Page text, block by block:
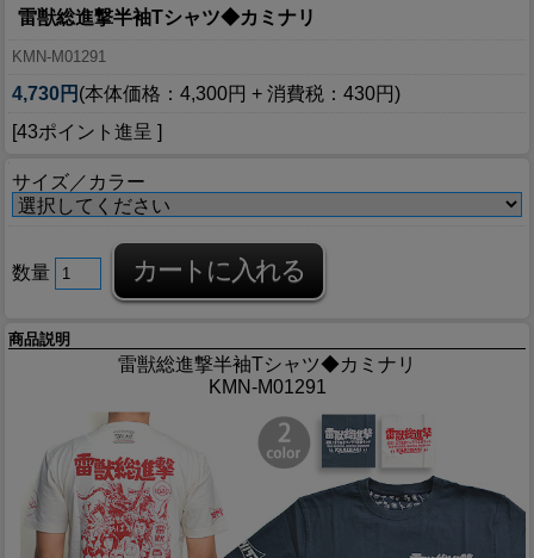
雷獣総進撃半袖Tシャツ◆カミナリ
KMN-M01291
4,730円 (本体価格：4,300円 + 消費税：430円)
[43ポイント進呈 ]
サイズ／カラー
数量
商品説明
雷獣総進撃半袖Tシャツ◆カミナリ
KMN-M01291